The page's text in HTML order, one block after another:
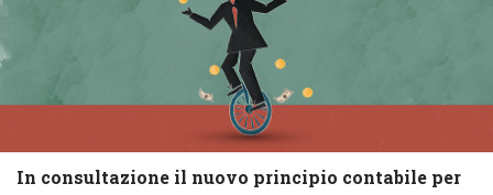
In consultazione il nuovo principio contabile per